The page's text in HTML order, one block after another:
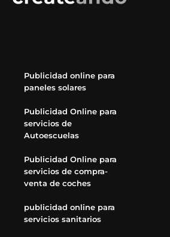
Publicidad online para
paneles solares
Publicidad Online para
servicios de
Autoescuelas
Publicidad Online para
servicios de compra-
venta de coches
publicidad online para
servicios sanitarios